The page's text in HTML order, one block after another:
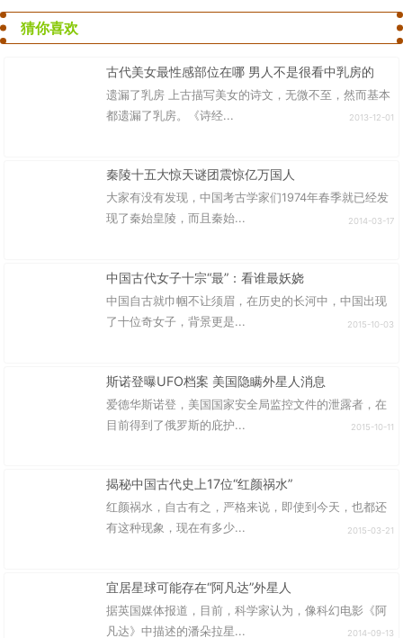
猜你喜欢
古代美女最性感部位在哪 男人不是很看中乳房的
遗漏了乳房 上古描写美女的诗文，无微不至，然而基本
都遗漏了乳房。《诗经...
2013-12-01
秦陵十五大惊天谜团震惊亿万国人
大家有没有发现，中国考古学家们1974年春季就已经发
现了秦始皇陵，而且秦始...
2014-03-17
中国古代女子十宗“最”：看谁最妖娆
中国自古就巾帼不让须眉，在历史的长河中，中国出现
了十位奇女子，背景更是...
2015-10-03
斯诺登曝UFO档案 美国隐瞒外星人消息
爱德华斯诺登，美国国家安全局监控文件的泄露者，在
目前得到了俄罗斯的庇护...
2015-10-11
揭秘中国古代史上17位“红颜祸水”
红颜祸水，自古有之，严格来说，即使到今天，也都还
有这种现象，现在有多少...
2015-03-21
宜居星球可能存在“阿凡达”外星人
据英国媒体报道，目前，科学家认为，像科幻电影《阿
凡达》中描述的潘朵拉星...
2014-09-13